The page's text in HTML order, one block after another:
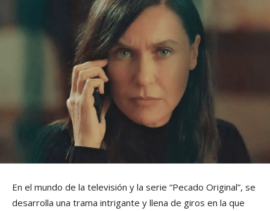
En el mundo de la televisión y la serie “Pecado Original”, se
desarrolla una trama intrigante y llena de giros en la que